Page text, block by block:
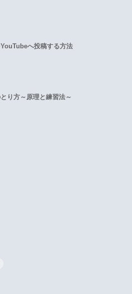
へ投稿する方法
り方～原理と練習法～